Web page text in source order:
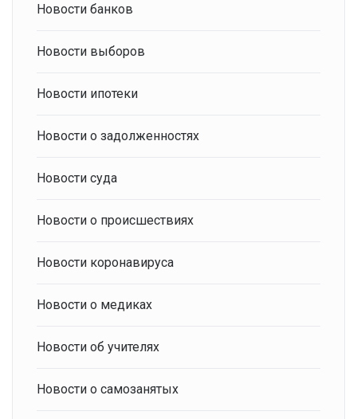
Новости банков
Новости выборов
Новости ипотеки
Новости о задолженностях
Новости суда
Новости о происшествиях
Новости коронавируса
Новости о медиках
Новости об учителях
Новости о самозанятых